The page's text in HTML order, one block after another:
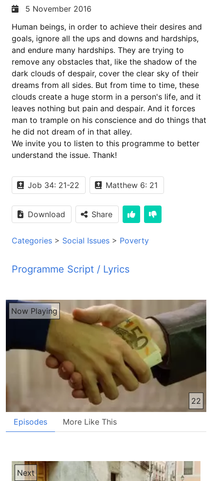
5 November 2016
Human beings, in order to achieve their desires and
goals, ignore all the ups and downs and hardships,
and endure many hardships. They are trying to
remove any obstacles that, like the shadow of the
dark clouds of despair, cover the clear sky of their
dreams from all sides. But from time to time, these
clouds create a huge storm in a person's life, and it
leaves nothing but pain and despair. And it forces
man to trample on his conscience and do things that
he did not dream of in that alley.
We invite you to listen to this programme to better
understand the issue. Thank!
Job 34: 21-22 Matthew 6: 21
Download Share
Categories > Social Issues > Poverty
Programme Script / Lyrics
راڈیو صدای زندگی شنونده های عزیز سلام شما آواز ما را از راڈیو صدای زندگی می شنوید که هر صبح روی موج کوتای 49 متر بند پخش می گردد رنگ زندگی شنونده های ارجومند و بهشبه های برنامه رنگ زندگی سلاما و درودای به پایان ما و کارکنای راڈیو صدای زندگی را بپذیرین یگانه آرزوی ماست که هر کدام شما عزیزا زندگی خوش و آرام را در پیش داشته باشین امید که از گزند روزگار در امان باشین سلاما و تمنیات مرام بپذیرین شما را به برنامه دیگه رنگ زندگی خوش آمدید می گیم و خدا کنه که گرداوردای برنامه طرف توجه و علاقه تان قرار بگیره بله امیدوارم دقائق را که با برنامه ای تان هستین آگنده از رحمت بی پایان خدای متعال شوید خوب شنوده های هرجومند تاور که شما می دانید ما در این برنامه در مورد مسائل خانوادگی و مسائل اجتماعی صحبت می کنیم و یکی از دوست هرجومند ما سرنوشت یا داستان زندگی خود را بر ما روان کردند و ببینیم که رنگ و چهره زندگی در زندگی از ای برادر عزیز به چی شکل خدا نمایان می سازه خوب شنوده های گرامی پیش از ای که شما را به شنیدن ای داستان دعوت کنیم چند سوال در ذهن ما خطور کرد و او ای است که آیا بخاطر ای که یک زندگی خوب و مرفع داشته باشیم باید زیاد زحمت بکشیم و از وقت خود استفاده از امین ماییم یا ای که به رشوخوری پناه ببریم و فساد اداری را دامن بزنیم آیا برما اخلاق و ویجدان راحت مهم است یا پول و نام و نشان آیا اخلاق برما نام نیک ببار میره یا پولای باد آورده شده که از طریق رشوخوری و از راه های غیر اخلاقی بدسامده ای سوالات در ذهن خود داشته باشین و به ای داستان و سرگزشت گوشت بدین توجه کنین زهماد فراوان را متحمل می شوند تلاش می کنند هر نوه موانع را که هممانند سایه سیه عبرهای ناومدی از هر صوف آسمان صاف عارضوهایشان را می پوشاند از راهشان در نمایند ولی گاه گاه این عبرها توفان عظیم را در زندگی شخص برپا می کند و بجازی است درد و ناومدی چیزه بر جا نمی گذارد و انسان را مجبور می سازد وجدانش را زهر پا کرده دست بکارهای بزند که در خواب هم از آن کوچه نگذشته باشد جوانه هستم که برای رسیدن به خوابها و عارضوهای دوران کودکی و نوجوانی ظهمات به شما را متحمل شدم تحصیلات خود را با هزاران مشکلات اقتصادی که دامنگیر ما بود با درجه عالی بپایان رسانیدم و برای بدستاوردن موقع خدمت برای هموطنانم در دستگاه دولت بارها از وزارت به وزارت عریزه نوشتم و برای ماها منتظر مندم تا این که پس از تلاش زیاد و واسطه شدن یکی از عقارب ما که از وضعیت بد اقتصادی ما باخبر بود در مقابل ماهیانه خیلی کم در بست کارمند عادی با پرداخت شیرنی دو هزار دالر مقرر شدم و موقع بدستاوردم تا آنچه باخون دل و رنج فراوان آمخته بودم گوشه آن را در عمل انجام بدهم ولی افسوس آنچه آمخته بودم قربانی دشمنی های قومی، لسانی و هزبی شده و وظیفه به من سفرده شد که برای یک شخص مثلکی بجز توهین چیز دیگر بودن نمیتواند ولی چون در موقعیت نبودم که رد نمائم بناهن آبم را پف پف کرده میخوردم تا این که روز یکی از همسنفان دوران دانشگاه هم که هر سال بدون چانس دوم و سیوم در امتحانات کامیاب نمی شد و نظر به شناخت و رابطه های سیاسی و قومی که داشت به حیث سخنگوی در وزارت که من کار می کردم با معاش فوق قلاده که تقریبا سه هزار دالر ماهیان نمی شد جریدن مقرر شد و در یک جلسه که وزیر صاحب حرف می زد با هم روبرو شدین و بعدن لطف کرده به دفترش که خاصه سخنگویان است مرا خواسته و پس از پرسان و جویان از زندگی و عوض مالی من برایم گفت قیوم جان ببینید هر کمک بتوانم برایت می کنم که در یک جای خوب که بتوانی زندگیت را جور کنی جا بجا شدید می دانم که بچه بسیار لایق بودی و هستی ولی لیاقت کافی نیست برایش گفتم چهار سال می شود پول را که برای مقرریم قرض نموده بودم پرداخته نتونستم حتی از کرایه خانه چند ماه قرض دار هستم برایم گفت اگر می خواهی که به حقت برسی باز هم قرض بگیر مال خانه اطراف بفروش از هر جایی که می توانی پیدا کن در غیران در همین شوبه و همین موقف نیمونی شام وقت بسوی خانه که در یکی از پس کوچه های شهر کابا قرار داشته می رفتم چرک می زدم که از کجا از کی و چی قرض بگیرم و چرا برای بدستاوردن حق مدنیم پول بپردازم زیرا پرداختن رشورا گناه و داشتن معاش و ردبه خوب را حق خود می دانستم به در خانه نرسیده بودم که با صاحب خانه که قهر و غذب از سر و رویش می باری روبرو شدم بدون احوال پرسی برایم گفت اگر تا یک هفته دیگر کرایه را نپردازی باید خانه را خالی کنی هنوز حرف های صاحب خانه در گوش های امتنین انداز بود که داخل حولی شدم و در کنار گلبوت هایی که پرورش داده بودم نشستم تازم می خواستم با گل ها درد دل نمایم که خانمم پیام شخصی را که چهار سال پیش برای مقرریم از او قرض گرفته بودم رسانی بنان برای بدستاوردن چوکی خوب و معاش کافی مجبور با پرداخت رشوه شدم در زمان بسیار کوتا با گرفتن رشوه از کارهای قانونی و غیر قانونی طوانستم که قرضهایم را به پردازم و حتی خلاف توقع خودم آل صاحب چند خانه در وزیر اکبرخان و چند بلند منزل در گوشه و کنار شهرینیستم همه چیز را که نداشتم بدستاوردم ولی خواب راحت، آرامش و محبت را که در آشیانه خود داشتیم با بدستاوردن پول و سروت از دست دادیم خوب فریبا جان ما شما خود سرگزشت یا داستان این برادر عزیزه شنیدیم در حقیقت اگر ما شما واقعا دقیق بکنیم این تنها داستان و سرگزشت این برادر نیست این تقریبا داستان و سرگزشت به ده ها از آر جوانای کشور ماستن که همروز ارزا یا درخواستی شان در دستای شان است از یک وزارت به دگه وزارت از یک ریاست به ریاست دیگه سرگردان است بله واقعا همتره شاید جان و همتره زندگی از این برادر را مشنویم یا داستانشا شنیدیم تمام ما چقدر غمانگیز است که میبینید که یک نفر تحصیل کرده تمام عمرشا یا تمام سال های عمرشا برای از این که بتانه در آینده خدمت کنه به مردم یا بتانه یک کار خوب داشته باشه میبینید که چقدر ناومید کننده است که داخلها هم نمیتانه به جای برسه بله و کل از یه هم ناشی از یه است که ادارات دولتی تمامش آروده به فساد است همه به فساد عادت کرده بله متاسفانه وقته که ما شما به ریجیم فیلی و گزشته نگاه میکنیم ببینید که چقدر فساد و رشوخوری در این ریجیم به حساب ریشه دانیده و هر روز به وزد کم شد متاسفانه زیاد هم شده میره ممکنه همه تر است و میبینید که در وزارتخانه یا در ریاست هایی که مردم مجغول کار است زیادترین کسایی که اونجا مقرر میشه از خش و قوم و اقوام خودشان است بله و بدبختانه به فکر تحصیل یا به فکر مدرکشان که چی یاد دارن و چی رشته را میتانن پیش ببرن اصلا نیستن به این خاطر است که وزد افغانستان امروز این آل است و خصوصا این جنگ هایی که ما شما میبینیم کل از این ناشی است رشوتخوری و فساد اداری است اگر در کشور فساد نباش اگر همگی منسجم باشن و توجه همگی بالای از این باشن چطور بتانیم وطن خود را آباد بکنیم چطور میتانیم که مردم را خود را آباد بکنیم در اون صورت است که جنگ در کشور ما پایان پیدا میکنه بله شاید جان در صورت است که کلام خدا میگه رشوه چشم پادشان کور میصازه سلیمان نبی که یکی از اکیم ترین مردان دنیا کلام خدا میگه بود او در امثال سلیمان امی ای گره نشته کده که واقعا رشوه ای قدر بده است که حتی چشم آدل ترین کسا را کور میصازه و میبینیم که در افغانستان این گره شده و میبینیم که حتی کسایی که در افغانستان تحصیل کردن میبینین که با رشوه گرفتن امو خش یا اقوام خدا مقرر میکنند بله اگر ما شما به خود کلمه فساد و رشوه نگاه بکنیم مانای گنددگی و پوسدگی را میده مانای ظلم را میده و اگر ای را ما شما به شکل مرکب استفاده بکنیمشه ای مانای بخصوص خود را پیدا میکنند مثلا فساد اداری یا مثلا فساد سیاسی و میبینیم که متاسفانه که در افغانستان در کشور ما شما فساد اداری به فرهنگ به کلچر برای تمام کسایی که در دولت کار میکنند و برای شان تبدیل شده بله واقعا امتحان هست واقعا متاسف کننده است شاید جان که میبینیم که در دنیا افغانستان یکی از بدترین کشورهای که فساد در وزیاد هست شناخته شده ما فکر کنم میگن دومین کشور پر فساد دنیا افغانستان شناخته شده واقعا خجالتاور هست یعنی از امو جمله 113 کشور که به حساب هست افغانستان 111 کشور هست که در سطح آخر یا در سطح پاین قرار دارد بعد از افغانستان کشور دیگه متاسفانه امی لحظه نامش بیادم نیست و افغانستان از بدترین کشورها در قسمت فساد اداری هست خب اگر ما شما و تاریخ به حساب یا گزشتی فساد اداری هست اگر مثلا در زمان زهر شاگر چی قدر زیاد یاد ما نمیدونم ولی طور که میشناوم در اور زمان رشوت بسیار کم بوده به امی شکل دوره داودخان رشوت بسیار کم بوده و در بعض ادارات وجود داشته ولی بازم دولت کنترول میکرد و اتا ما شما میبینیم بعد ازی که دولت داودخان از بین میره و حزب دموقراتی که خلق در حکمیت میره در دوران از اونا هم رشوت بسیار کم بوده ولی میبینیم چه وقت فساد اداری به حساب دست باس در افغانستان پیدا کرد و همه کست به طرف فساد اداری روی آوردن میبینیم بعد ازی که حزب دموقراتی که خلق اداره میشد اونا از بین رفتند و رجیم بعدی به وجود آمدند اینا امی فساد اداری رو داخل افغانستان آوردند تمام ای تنسیما در پاکستان بودند و ما شما میفهم که پاکستان کشور فساد است در همه عرصه چی در سیاسی چی در اجتماعی در همه عرصه و متاسفانه اینا که داخل افغانستان شدند امی فساد و گنددگی رو بخود بر مردم جنگددی افغانستان بر مردم که داردزوی سلح و امنیت آرامش بودند ای رو برشان ارمغان آوردند بله شاید جان راست میگین و همه تو میبینیم که کسایی که خودشان در فساد غرق استند دیگرها را مجبورا در فساد غرق میکنند همه تو داستان از ای برادر را که میشنابیم میگه کسی که او را کمکد یکی از دوستایش بود یکی همسنفیایش بود یکی از کسایی بود که همراهش در یک سنف بود و خودش میدید که چقدر لیاقت قیوم بلندتر است نسبت به خودش و امروز در وزارت خانه کار میکنه خودش امی برادر را تشویق میکنه به حساب تشویق میکنه که برو تمام چیزایی که اتا داری اتا خانه تا میگه بفروش پول رشوه را تیار کن و رشوه بدید که جای بیتر کار پیدا کنید که متاسفانه بسیاری وقتا بخاطر اقتصاد زیب بخاطر مجبوریت هایی که مردم داره مجبور میشه دست به امی کارا و امی گناه را واقعا مرتکب شوند و خیسمه که امی برادر خود قیوم معرفی کردن نشته کرده که امی همسنفی که امی گپه برش گفته خود از ای در هر امتحان در چانس دو و سی کامیاب میشوده یعنی ببینید که لیاقت از ای چقدر پایین بوده و خود قیوم نمراتش هم خوب بوده در پاهندتون در فاکلته و لیاقت هم داشته و حتی شاید شاید جان رشوه می داده که کامیاب شود امیال با چشم سر می بینیم که بسیاری از کسای هستند که در مقام های بلند کار می کنند و اولاد هایشان ایواز درست بخانند با امو پوله که از والدین خود می گیره با امو رشوهد می دهد و پاچه های امتحان خوده به حساب کامیاب می سازند و می بینید که امو برادر ای را وادار می سازد در ای دولت و در ای حکومت و در ای شرایط بردرد افغانستان نمی خورد متاسفانه کسای در ادارات دولتی کار می کنند که تحصیل درست ندارند اصناد تحصیلی شان جعالی هست حقیقی نیست و در کار وارد نیستند ولی چون نظر به شناخته که دارند نظر به واسطهی که دارند ویا نظر به اون پوله های که از رای رشوت و قاچاق و ایگه پا وابده ساوردن اون را به کار مندازند و خود را در مقامه بلند می رسانند بله شایدجان من نگفته نمانه از یکی از کسایی که در اندستان زندگی می کنند شنیدم که بسیاری از بچه های از این رئیسه یا وزیرایی که بخارر سفر می کنند یا به حساب برس تحصیلی بردرد در اندستان پاکستان یا کشور های دگر میرند زیادترین از این بچه ها به حساب رشفه خود کامیاب می سازند یا مدرک جلی درست می کنند و دوباره بر می گردند به افغانستان تا در یک مقامه بلند کار کنند در حال که کسایی که واقعا خود شما که لیاقت دارند یا می تانند که امو کار را بکنند در پوستای بسیار پاین یا به حساب مامور کار می کنند و این باعث می شود که قیفیت وزارتخانه یا ریا
Now Playing
22
Episodes More Like This
Next